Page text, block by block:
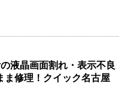
液晶画面割れ・表示不良
ま修理！クイック名古屋